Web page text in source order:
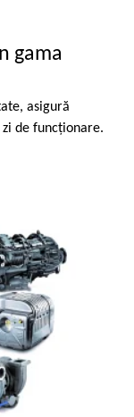
gama
asigură
de funcţionare.